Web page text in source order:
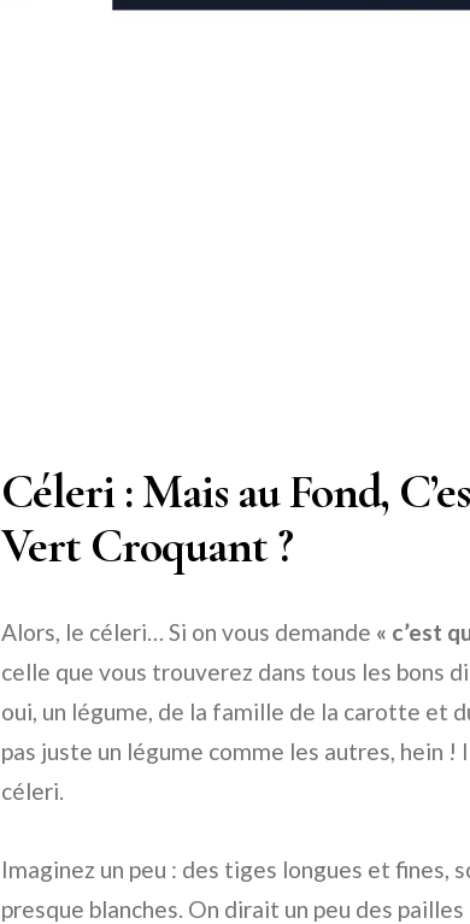
Céleri : Mais au Fond,
Vert Croquant ?
Alors, le céleri… Si on vous demande « c’est
celle que vous trouverez dans tous les bons
oui, un légume, de la famille de la carotte et
pas juste un légume comme les autres, hein
céleri.
Imaginez un peu : des tiges longues et fines,
presque blanches. On dirait un peu des